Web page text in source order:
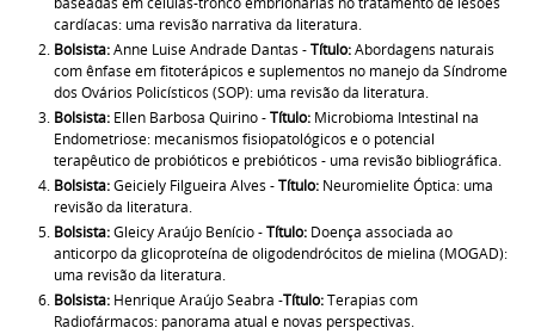
cardíacas: uma revisão narrativa da literatura.
Bolsista:Anne Luise Andrade Dantas -Título:Abordagens naturais
com ênfase em fitoterápicos e suplementos no manejo da Síndrome
dos Ovários Policísticos (SOP): uma revisão da literatura.
Bolsista:Ellen Barbosa Quirino -Título:Microbioma Intestinal na
Endometriose: mecanismos fisiopatológicos e o potencial
terapêutico de probióticos e prebióticos - uma revisão bibliográfica.
Bolsista:Geiciely Filgueira Alves -Título:Neuromielite Óptica: uma
revisão da literatura.
Bolsista:Gleicy Araújo Benício -Título: Doença associada ao
anticorpo da glicoproteína de oligodendrócitos de mielina (MOGAD):
uma revisão da literatura.
Bolsista:Henrique Araújo Seabra -Título:Terapias com
Radiofármacos: panorama atual e novas perspectivas.